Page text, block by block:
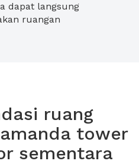
dapat langsung
ruangan
ruang
tower
sementara